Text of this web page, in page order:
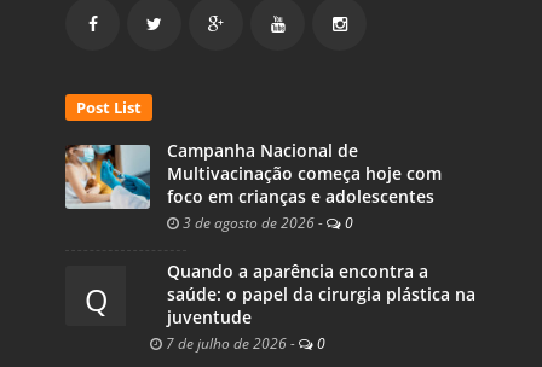
Post List
Campanha Nacional de
Multivacinação começa hoje com
foco em crianças e adolescentes
3 de agosto de 2026 - 0
Q
Quando a aparência encontra a
saúde: o papel da cirurgia plástica na
juventude
7 de julho de 2026 - 0